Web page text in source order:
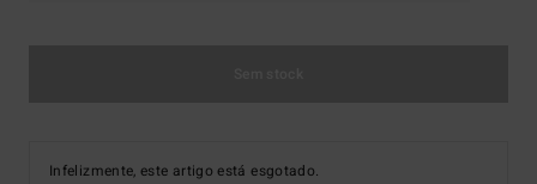
Infelizmente, este artigo está esgotado.